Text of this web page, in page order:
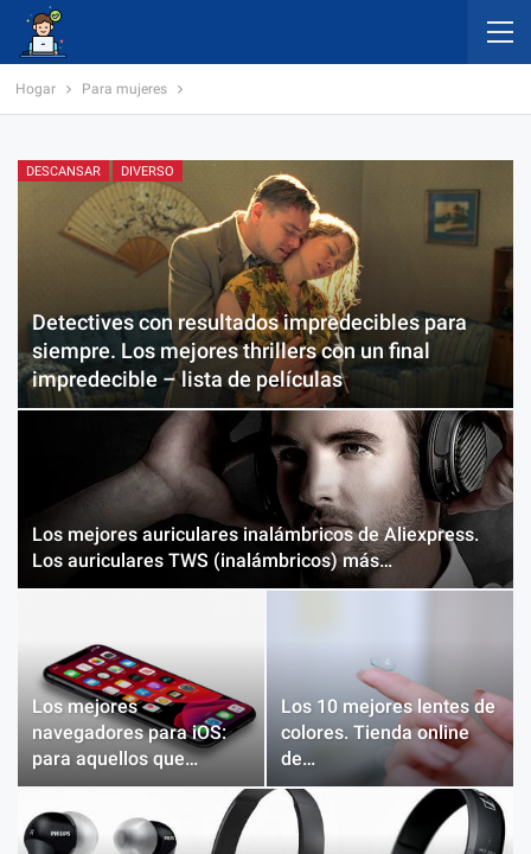
Hogar Para mujeres
DESCANSAR DIVERSO
Detectives con resultados impredecibles para
siempre. Los mejores thrillers con un final
impredecible – lista de películas
Los mejores auriculares inalámbricos de Aliexpress.
Los auriculares TWS (inalámbricos) más…
Los mejores
navegadores para iOS:
para aquellos que…
Los 10 mejores lentes de
colores. Tienda online
de…